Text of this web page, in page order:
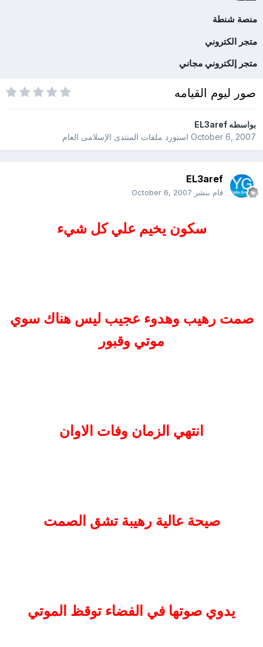
منصة شنطة
متجر الكتروني
متجر إلكتروني مجاني
صور ليوم القيامه
بواسطهEL3aref
October 6, 2007استورد ملفات المنتدى الإسلامى العام
EL3aref
قام بنشر October 6, 2007
سكون يخيم علي كل شيء
صمت رهيب وهدوء عجيب ليس هناك سوي
موتي وقبور
انتهي الزمان وفات الاوان
صيحة عالية رهيبة تشق الصمت
يدوي صوتها في الفضاء توقظ الموتي